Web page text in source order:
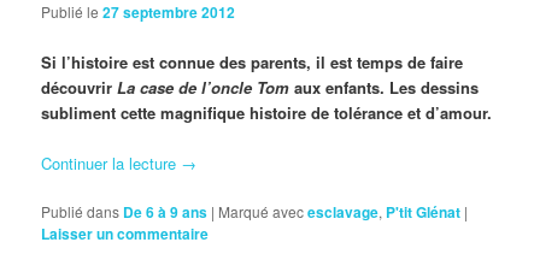
Publié le27 septembre 2012
Si l’histoire est connue des parents, il est temps de faire
découvrirLa case de l’oncle Tom aux enfants. Les dessins
subliment cette magnifique histoire de tolérance et d’amour.
Continuer la lecture →
Publié dans De 6 à 9 ans | Marqué avecesclavage, P'tit Glénat |
Laisser un commentaire